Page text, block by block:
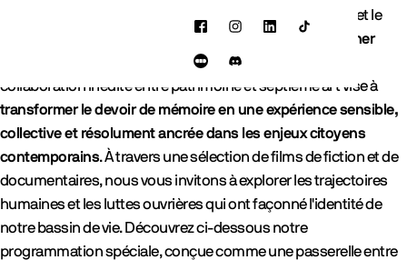
FacebookInstagram
LinkedInTikTok
Letterboxd
Discord
protocole d'accord "Homme contre Charbon", le Quai10 et le
faire résonner
l'histoire sociale et migratoire de notre région
collaboration inédite entre patrimoine et septième art vise à
transformer le devoir de mémoire en une expérience sensible,
collective et résolument ancrée dans les enjeux citoyens
contemporains. À travers une sélection de films de fiction et de
documentaires, nous vous invitons à explorer les trajectoires
humaines et les luttes ouvrières qui ont façonné l'identité de
notre bassin de vie. Découvrez ci-dessous notre
programmation spéciale, conçue comme une passerelle entre